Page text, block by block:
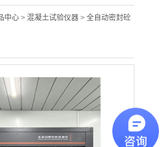
中心 > 混凝土试验仪器 > 全自动密封砼